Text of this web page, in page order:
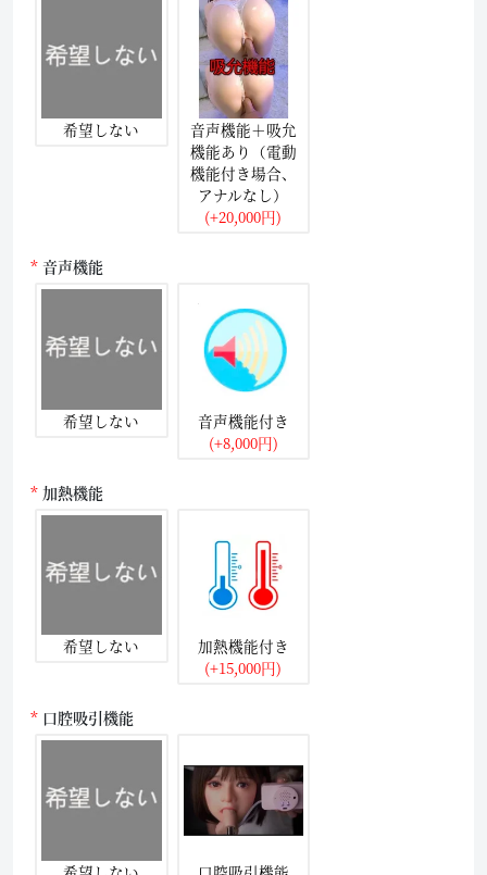
希望しない
音声機能＋吸允
機能あり（電動
機能付き場合、
アナルなし）
(+20,000円)
音声機能
希望しない
音声機能付き
(+8,000円)
加熱機能
希望しない
加熱機能付き
(+15,000円)
口腔吸引機能